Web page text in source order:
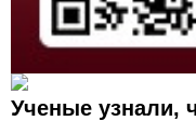
Ученые узнали,